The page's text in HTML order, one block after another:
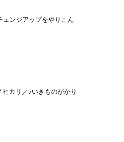
ンジアップをやりこん
カリ／♪いきものがかり